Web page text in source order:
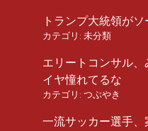
トランプ大統領が
カテゴリ: 未分類
エリートコンサル
イヤ憧れてるな
カテゴリ: つぶやき
一流サッカー選手、